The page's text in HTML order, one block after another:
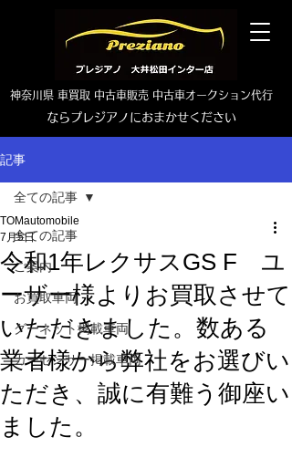
神奈川県 車買取 中古車販売 中古車オークション代行
ならプレジアノにおまかせください
TEL0465-46-6667
記事
全ての記事
ご案内
お買取車両
グーネット掲載車両
カーセンサー掲載車両
全ての記事
令和1年レクサスGS F ユ
ーザー様よりお買取させて
いただきました。数ある
業者様から弊社をお選びい
ただき、誠に有難う御座い
ました。
TOMautomobile
7月5日